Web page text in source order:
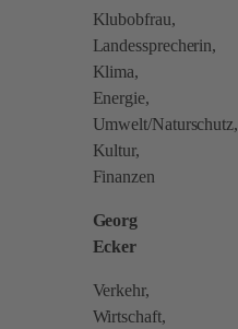
Klubobfrau,
Landessprecherin,
Klima,
Energie,
Umwelt/Naturschutz,
Kultur,
Finanzen
Georg
Ecker
Verkehr,
Wirtschaft,